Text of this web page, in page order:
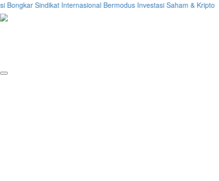
Sindikat Internasional Bermodus Investasi Saham & Kripto